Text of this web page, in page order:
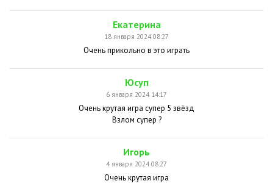
Екатерина
18 января 2024 08:27
Очень прикольно в это играть
Юсуп
6 января 2024 14:17
Очень крутая игра супер 5 звёзд
Взлом супер ?
Игорь
4 января 2024 08:27
Очень крутая игра